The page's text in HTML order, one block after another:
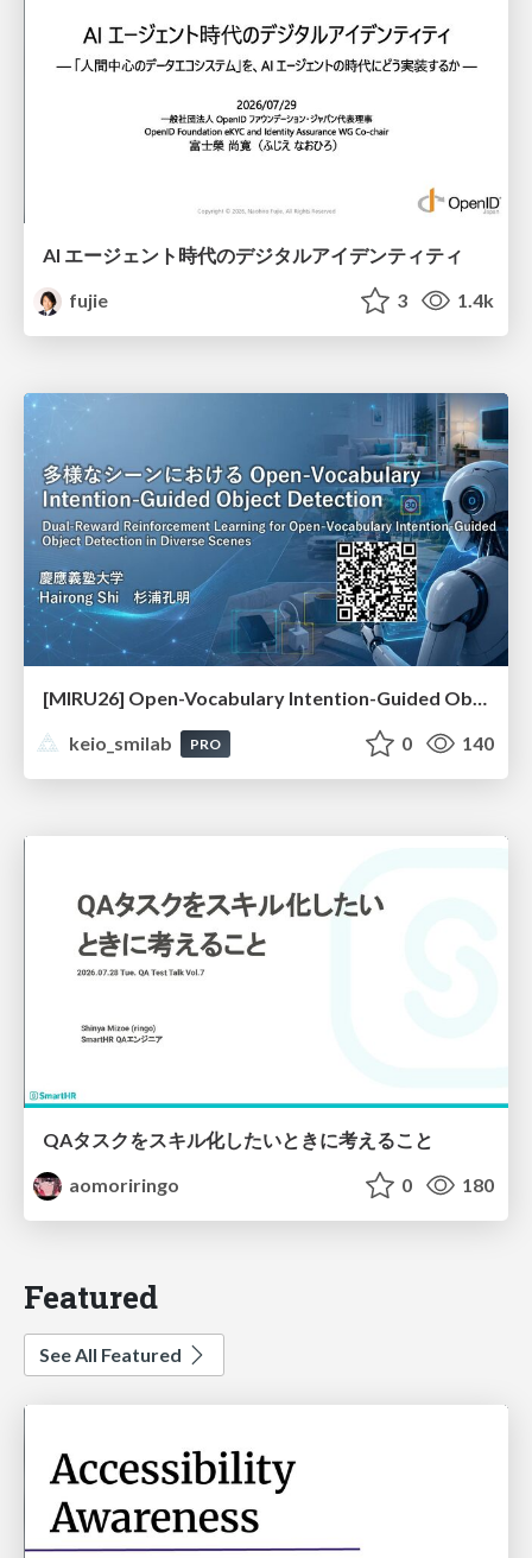
AI エージェント時代のデジタルアイデンティティ
fujie
3 1.4k
keio_smilab
PRO 0 140
QAタスクをスキル化したいときに考えること
aomoriringo
0 180
Featured
See All Featured